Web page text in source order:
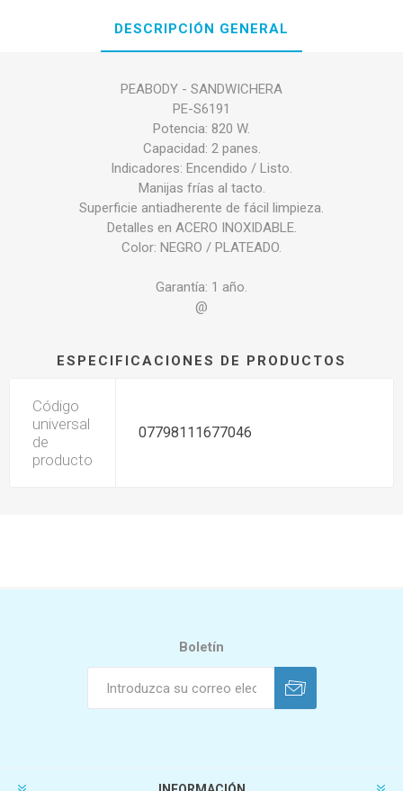
DESCRIPCIÓN GENERAL
PEABODY - SANDWICHERA
PE-S6191
Potencia: 820 W.
Capacidad: 2 panes.
Indicadores: Encendido / Listo.
Manijas frías al tacto.
Superficie antiadherente de fácil limpieza.
Detalles en ACERO INOXIDABLE.
Color: NEGRO / PLATEADO.
Garantía: 1 año.
@
ESPECIFICACIONES DE PRODUCTOS
Código
universal
de
producto
07798111677046
Boletín